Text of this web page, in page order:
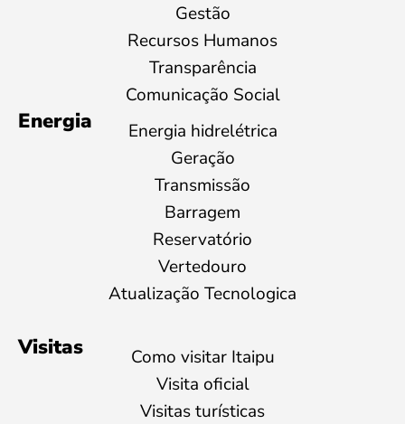
Gestão
Recursos Humanos
Transparência
Comunicação Social
Energia
Energia hidrelétrica
Geração
Transmissão
Barragem
Reservatório
Vertedouro
Atualização Tecnologica
Visitas
Como visitar Itaipu
Visita oficial
Visitas turísticas